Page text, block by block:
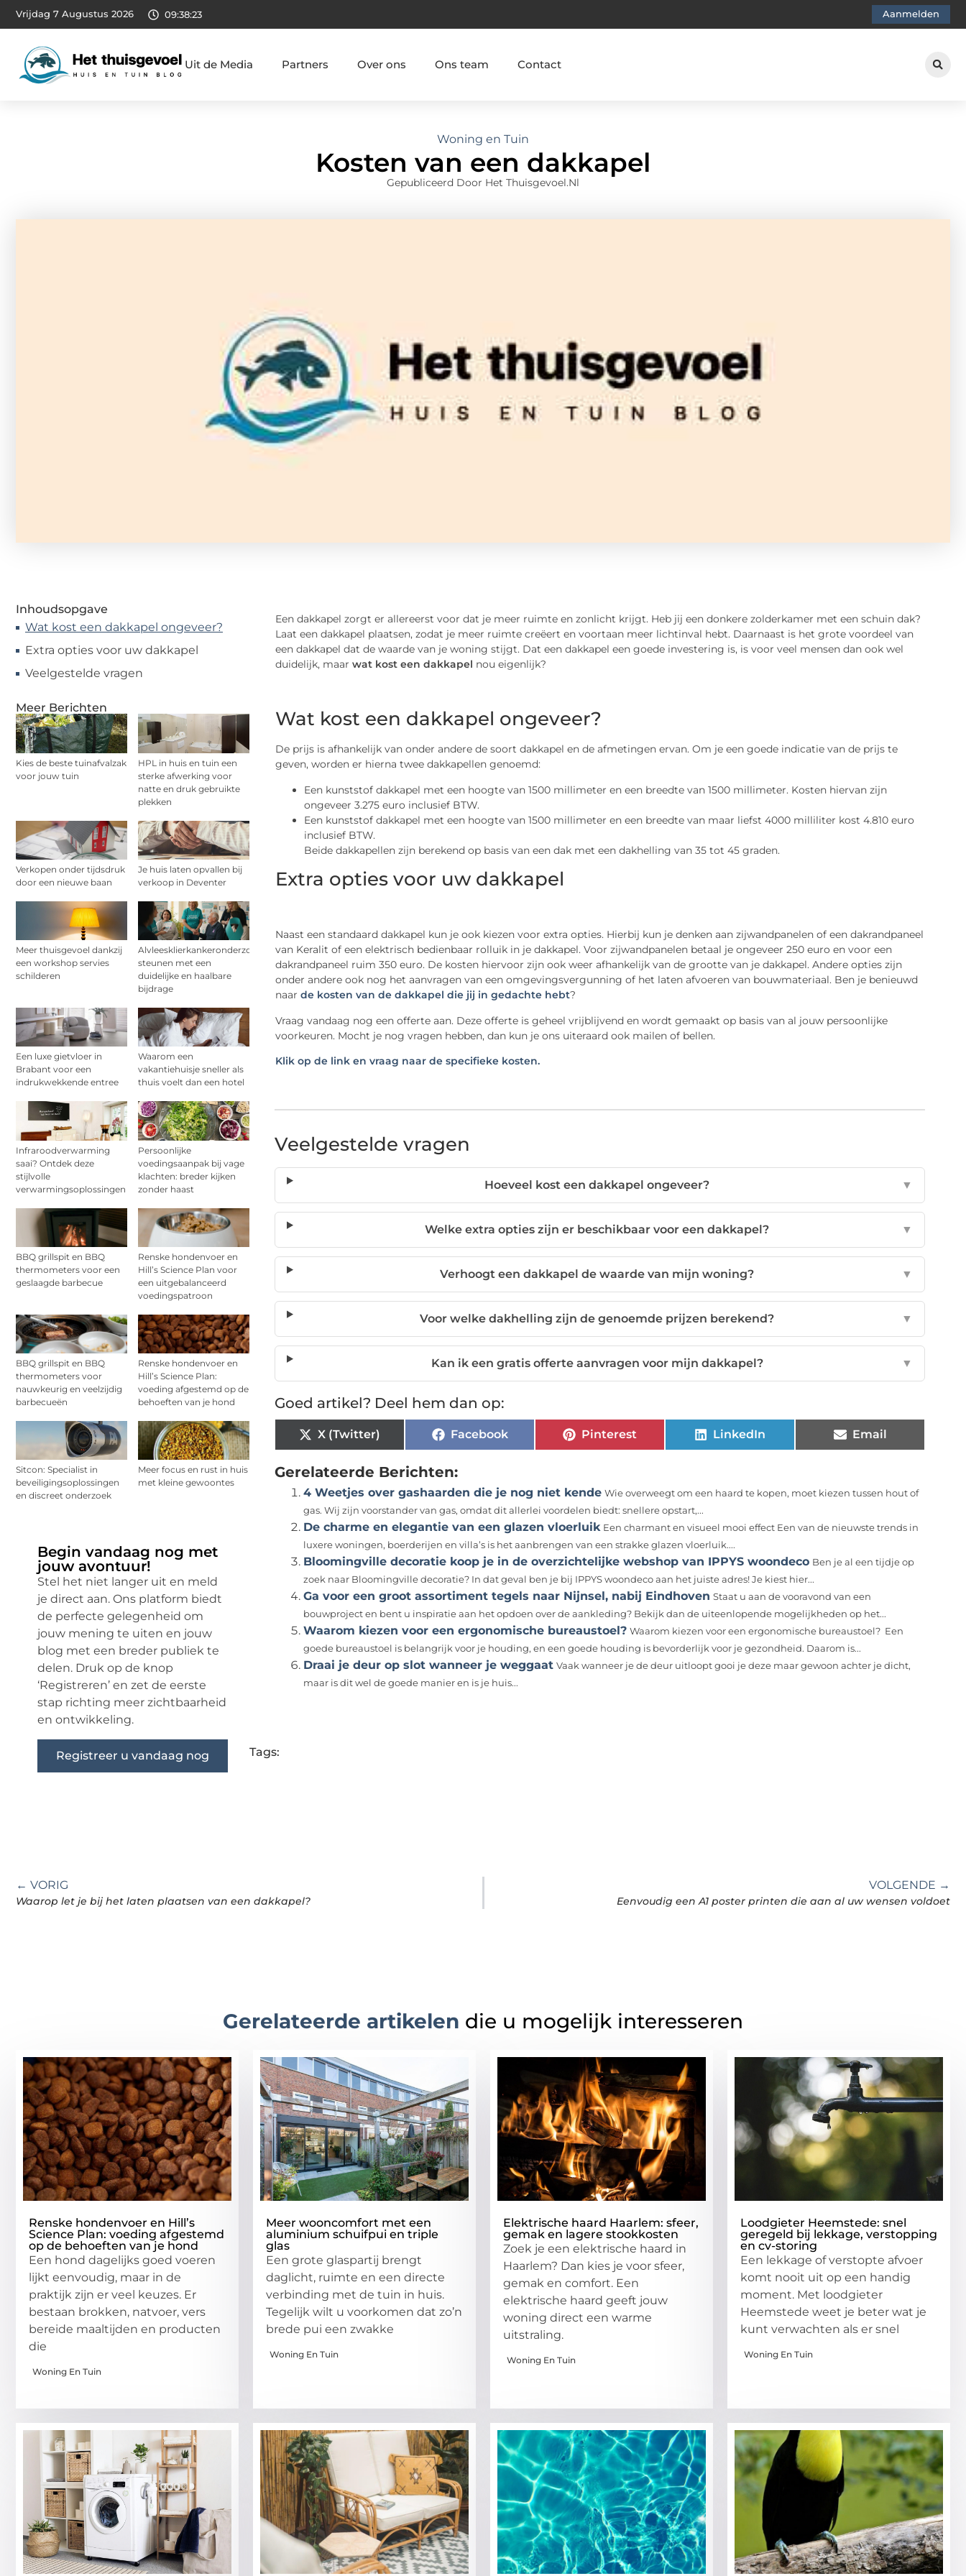
Vrijdag 7 Augustus 2026 09:38:24 Aanmelden
Uit de Media Partners Over ons Ons team Contact
Woning en Tuin
Kosten van een dakkapel
Gepubliceerd Door Het Thuisgevoel.nl
Inhoudsopgave
Wat kost een dakkapel ongeveer?
Extra opties voor uw dakkapel
Veelgestelde vragen
Meer Berichten
Kies de beste tuinafvalzak
voor jouw tuin
HPL in huis en tuin een
sterke afwerking voor
natte en druk gebruikte
plekken
Verkopen onder tijdsdruk
door een nieuwe baan
Je huis laten opvallen bij
verkoop in Deventer
Meer thuisgevoel dankzij
een workshop servies
schilderen
Alvleesklierkankeronderzoek
steunen met een
duidelijke en haalbare
bijdrage
Een luxe gietvloer in
Brabant voor een
indrukwekkende entree
Waarom een
vakantiehuisje sneller als
thuis voelt dan een hotel
Infraroodverwarming
saai? Ontdek deze
stijlvolle
verwarmingsoplossingen
Persoonlijke
voedingsaanpak bij vage
klachten: breder kijken
zonder haast
BBQ grillspit en BBQ
thermometers voor een
geslaagde barbecue
Renske hondenvoer en
Hill’s Science Plan voor
een uitgebalanceerd
voedingspatroon
BBQ grillspit en BBQ
thermometers voor
nauwkeurig en veelzijdig
barbecueën
Renske hondenvoer en
Hill’s Science Plan:
voeding afgestemd op de
behoeften van je hond
Sitcon: Specialist in
beveiligingsoplossingen
en discreet onderzoek
Meer focus en rust in huis
met kleine gewoontes
Begin vandaag nog met
jouw avontuur!
Stel het niet langer uit en meld
je direct aan. Ons platform biedt
de perfecte gelegenheid om
jouw mening te uiten en jouw
blog met een breder publiek te
delen. Druk op de knop
‘Registreren’ en zet de eerste
stap richting meer zichtbaarheid
en ontwikkeling.
Registreer u vandaag nog
Een dakkapel zorgt er allereerst voor dat je meer ruimte en zonlicht krijgt. Heb jij een donkere zolderkamer met een schuin dak?
Laat een dakkapel plaatsen, zodat je meer ruimte creëert en voortaan meer lichtinval hebt. Daarnaast is het grote voordeel van
een dakkapel dat de waarde van je woning stijgt. Dat een dakkapel een goede investering is, is voor veel mensen dan ook wel
duidelijk, maar wat kost een dakkapel nou eigenlijk?
Wat kost een dakkapel ongeveer?
De prijs is afhankelijk van onder andere de soort dakkapel en de afmetingen ervan. Om je een goede indicatie van de prijs te
geven, worden er hierna twee dakkapellen genoemd:
Een kunststof dakkapel met een hoogte van 1500 millimeter en een breedte van 1500 millimeter. Kosten hiervan zijn
ongeveer 3.275 euro inclusief BTW.
Een kunststof dakkapel met een hoogte van 1500 millimeter en een breedte van maar liefst 4000 milliliter kost 4.810 euro
inclusief BTW.
Beide dakkapellen zijn berekend op basis van een dak met een dakhelling van 35 tot 45 graden.
Extra opties voor uw dakkapel
Naast een standaard dakkapel kun je ook kiezen voor extra opties. Hierbij kun je denken aan zijwandpanelen of een dakrandpaneel
van Keralit of een elektrisch bedienbaar rolluik in je dakkapel. Voor zijwandpanelen betaal je ongeveer 250 euro en voor een
dakrandpaneel ruim 350 euro. De kosten hiervoor zijn ook weer afhankelijk van de grootte van je dakkapel. Andere opties zijn
onder andere ook nog het aanvragen van een omgevingsvergunning of het laten afvoeren van bouwmateriaal. Ben je benieuwd
naar de kosten van de dakkapel die jij in gedachte hebt?
Vraag vandaag nog een offerte aan. Deze offerte is geheel vrijblijvend en wordt gemaakt op basis van al jouw persoonlijke
voorkeuren. Mocht je nog vragen hebben, dan kun je ons uiteraard ook mailen of bellen.
Klik op de link en vraag naar de specifieke kosten.
Veelgestelde vragen
Hoeveel kost een dakkapel ongeveer? ▼
Welke extra opties zijn er beschikbaar voor een dakkapel? ▼
Verhoogt een dakkapel de waarde van mijn woning? ▼
Voor welke dakhelling zijn de genoemde prijzen berekend? ▼
Kan ik een gratis offerte aanvragen voor mijn dakkapel? ▼
Goed artikel? Deel hem dan op:
X (Twitter) Facebook Pinterest LinkedIn Email
Gerelateerde Berichten:
4 Weetjes over gashaarden die je nog niet kende Wie overweegt om een haard te kopen, moet kiezen tussen hout of
gas. Wij zijn voorstander van gas, omdat dit allerlei voordelen biedt: snellere opstart,...
De charme en elegantie van een glazen vloerluik Een charmant en visueel mooi effect Een van de nieuwste trends in
luxere woningen, boerderijen en villa’s is het aanbrengen van een strakke glazen vloerluik....
Bloomingville decoratie koop je in de overzichtelijke webshop van IPPYS woondeco Ben je al een tijdje op
zoek naar Bloomingville decoratie? In dat geval ben je bij IPPYS woondeco aan het juiste adres! Je kiest hier...
Ga voor een groot assortiment tegels naar Nijnsel, nabij Eindhoven Staat u aan de vooravond van een
bouwproject en bent u inspiratie aan het opdoen over de aankleding? Bekijk dan de uiteenlopende mogelijkheden op het...
Waarom kiezen voor een ergonomische bureaustoel? Waarom kiezen voor een ergonomische bureaustoel? Een
goede bureaustoel is belangrijk voor je houding, en een goede houding is bevorderlijk voor je gezondheid. Daarom is...
Draai je deur op slot wanneer je weggaat Vaak wanneer je de deur uitloopt gooi je deze maar gewoon achter je dicht,
maar is dit wel de goede manier en is je huis...
Tags:
← VORIG
Waarop let je bij het laten plaatsen van een dakkapel?
VOLGENDE →
Eenvoudig een A1 poster printen die aan al uw wensen voldoet
Gerelateerde artikelen die u mogelijk interesseren
Renske hondenvoer en Hill’s
Science Plan: voeding afgestemd
op de behoeften van je hond
Een hond dagelijks goed voeren
lijkt eenvoudig, maar in de
praktijk zijn er veel keuzes. Er
bestaan brokken, natvoer, vers
bereide maaltijden en producten
die
Woning En Tuin
Meer wooncomfort met een
aluminium schuifpui en triple
glas
Een grote glaspartij brengt
daglicht, ruimte en een directe
verbinding met de tuin in huis.
Tegelijk wilt u voorkomen dat zo’n
brede pui een zwakke
Woning En Tuin
Elektrische haard Haarlem: sfeer,
gemak en lagere stookkosten
Zoek je een elektrische haard in
Haarlem? Dan kies je voor sfeer,
gemak en comfort. Een
elektrische haard geeft jouw
woning direct een warme
uitstraling.
Woning En Tuin
Loodgieter Heemstede: snel
geregeld bij lekkage, verstopping
en cv-storing
Een lekkage of verstopte afvoer
komt nooit uit op een handig
moment. Met loodgieter
Heemstede weet je beter wat je
kunt verwachten als er snel
Woning En Tuin